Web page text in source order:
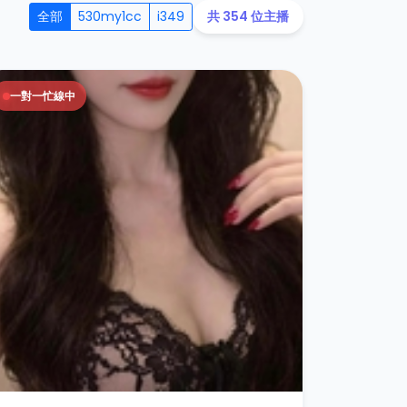
全部 530my1cc i349 共 354 位主播
一對一忙線中